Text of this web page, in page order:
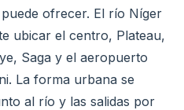
ofrecer. El río Níger
ubicar el centro, Plateau,
Saga y el aeropuerto
La forma urbana se
al río y las salidas por